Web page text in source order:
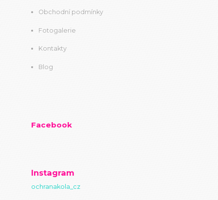
Obchodní podmínky
Fotogalerie
Kontakty
Blog
Facebook
Instagram
ochranakola_cz